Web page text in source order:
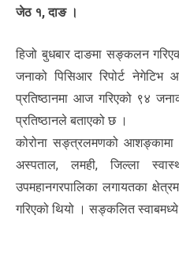
जेठ १, दाङ ।
हिजो बुधबार दाङमा सङ्कलन
जनाको पिसिआर रिपोर्ट नेगेटिभ
प्रतिष्ठानमा आज गरिएको ९४
प्रतिष्ठानले बताएको छ ।
कोरोना सङ्त्रलमणको आशङ्कामा
अस्पताल, लमही, जिल्ला
उपमहानगरपालिका लगायतका
गरिएको थियो । सङ्कलित